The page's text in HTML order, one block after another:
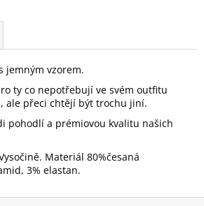
jemným vzorem.
ty co nepotřebují ve svém outfitu
, ale přeci chtějí být trochu jiní.
pohodlí a prémiovou kvalitu našich
Materiál 80%česaná
3% elastan.